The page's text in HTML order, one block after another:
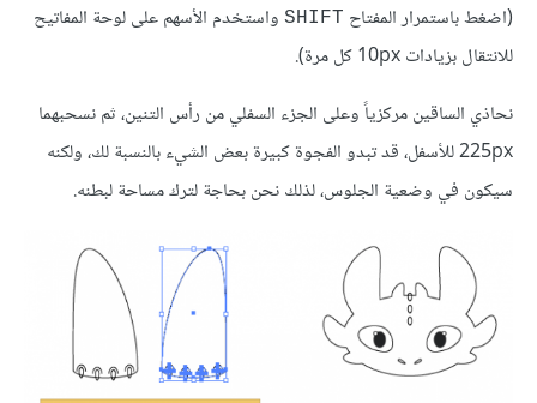
(اضغط باستمرار المفتاح SHIFT واستخدم الأسهم على لوحة المفاتيح
للانتقال بزيادات 10px كل مرة).
نحاذي الساقين مركزياً وعلى الجزء السفلي من رأس التنين، ثم نسحبهما
225px للأسفل، قد تبدو الفجوة كبيرة بعض الشيء بالنسبة لك، ولكنه
سيكون في وضعية الجلوس، لذلك نحن بحاجة لترك مساحة لبطنه.